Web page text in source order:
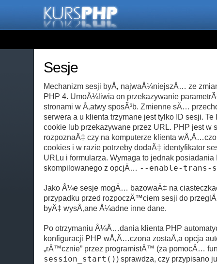
Sesje
Mechanizm sesji byÅ‚ najwaÅ¼niejszÄ… ze
PHP 4. UmoÅ¼liwia on przekazywanie
stronami w Å‚atwy sposÃ³b. Zmienne sÄ…
serwera a u klienta trzymane jest tylko ID sesji.
cookie lub przekazywane przez URL. PHP jest w
rozpoznaÄ‡ czy na komputerze klienta
cookies i w razie potrzeby dodaÄ‡ identyfikator
URLu i formularza. Wymaga to jednak posiadania
skompilowanego z opcjÄ… --enable-trans-
Jako Å¼e sesje mogÄ… bazowaÄ‡ na
przypadku przed rozpoczÄ™ciem sesji do
byÄ‡ wysÅ‚ane Å¼adne inne dane.
Po otrzymaniu Å¼Ä…dania klienta PHP
konfiguracji PHP wÅ‚Ä…czona zostaÅ‚a opcja
„rÄ™cznie” przez programistÄ™ (za pomocÄ…
session_start()) sprawdza, czy przypisano